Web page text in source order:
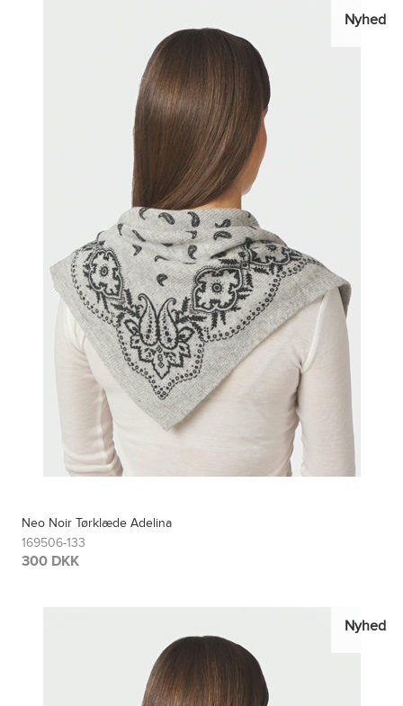
Nyhed
Neo Noir Tørklæde Adelina
169506-133
300 DKK
Nyhed